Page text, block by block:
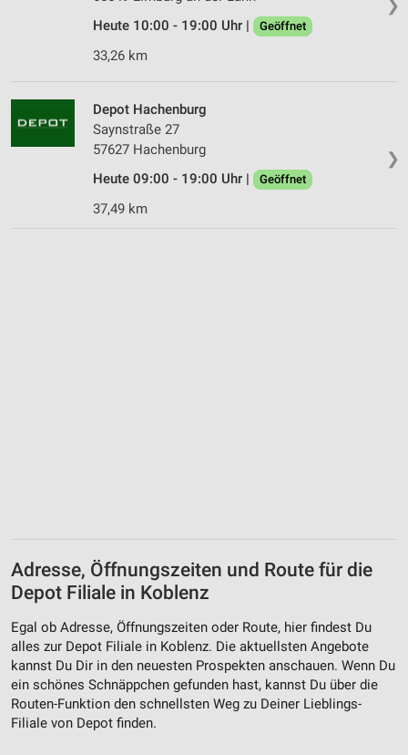
❯
Heute 10:00 - 19:00 Uhr |
Geöffnet
33,26 km
❯
Depot Hachenburg
Saynstraße 27
57627 Hachenburg
Heute 09:00 - 19:00 Uhr |
Geöffnet
37,49 km
Adresse, Öffnungszeiten und Route für die
Depot Filiale in Koblenz
Egal ob Adresse, Öffnungszeiten oder Route, hier findest Du
alles zur Depot Filiale in Koblenz. Die aktuellsten Angebote
kannst Du Dir in den neuesten Prospekten anschauen. Wenn Du
ein schönes Schnäppchen gefunden hast, kannst Du über die
Routen-Funktion den schnellsten Weg zu Deiner Lieblings-
Filiale von Depot finden.